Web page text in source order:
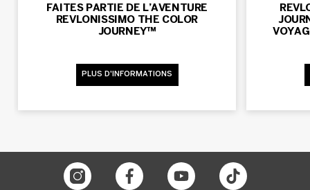
FAITES PARTIE DE L’AVENTURE
REVLONISSIMO THE COLOR
JOURNEY™
PLUS D'INFORMATIONS